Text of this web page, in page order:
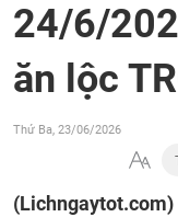
24/6/
ăn lộc
Thứ Ba, 23/06/2026
(Lichngaytot.com)